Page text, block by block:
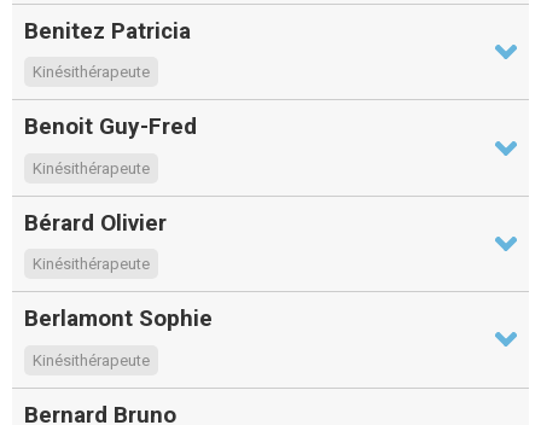
Benitez Patricia
Kinésithérapeute
Benoit Guy-Fred
Kinésithérapeute
Bérard Olivier
Kinésithérapeute
Berlamont Sophie
Kinésithérapeute
Bernard Bruno